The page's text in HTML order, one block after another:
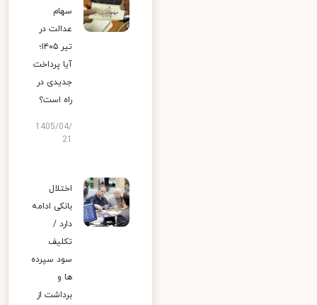
سهام
عدالت در
تیر ۱۴۰۵؛
آیا پرداخت
جدیدی در
راه است؟
1405/04/
اختلال
بانکی ادامه
دارد /
تکلیف
سود سپرده
ها و
برداشت از